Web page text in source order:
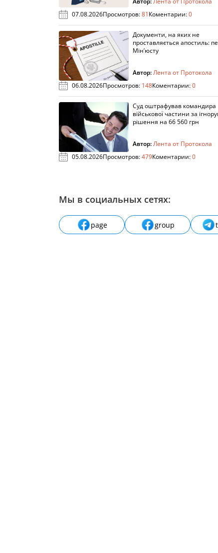
07.08.2026Просмотров:81Коментарии:0
Документи, на яких не
проставляється апостиль:
Мін’юсту
Автор:Лента от Протокола
06.08.2026Просмотров: 148Коментарии:0
Суд оштрафував командира
військової частини за
рішення на 66 560 грн
Автор:Лента от Протокола
05.08.2026Просмотров:479Коментарии:0
Мы в социальных сетях:
page group